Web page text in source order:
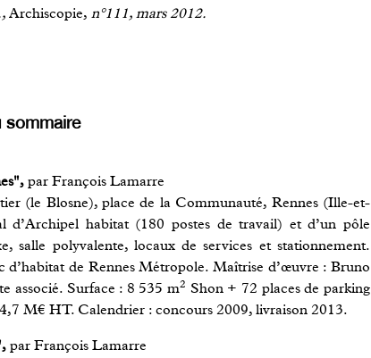
Archiscopie, n°111, mars 2012.
sommaire
par François Lamarre
(le Blosne), place de la Communauté, Rennes (Ille-et-
d’Archipel habitat (180 postes de travail) et d’un pôle
salle polyvalente, locaux de services et stationnement.
de Rennes Métropole. Maîtrise d’œuvre : Bruno
associé. Surface : 8 535 m2 Shon + 72 places de parking
M€ HT. Calendrier : concours 2009, livraison 2013.
par François Lamarre